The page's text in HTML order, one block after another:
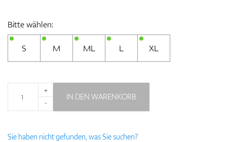
Bitte wählen:
S M ML L XL
+
-
IN DEN WARENKORB
Sie haben nicht gefunden, was Sie suchen?